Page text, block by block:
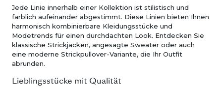
Jede Linie innerhalb einer Kollektion ist stilistisch und
farblich aufeinander abgestimmt. Diese Linien bieten Ihnen
harmonisch kombinierbare Kleidungsstücke und
Modetrends für einen durchdachten Look. Entdecken Sie
klassische Strickjacken, angesagte Sweater oder auch
eine moderne Strickpullover-Variante, die Ihr Outfit
abrunden.
Lieblingsstücke mit Qualität